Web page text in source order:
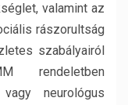
valamint az
rászorultság
szabályairól
rendeletben
neurológus